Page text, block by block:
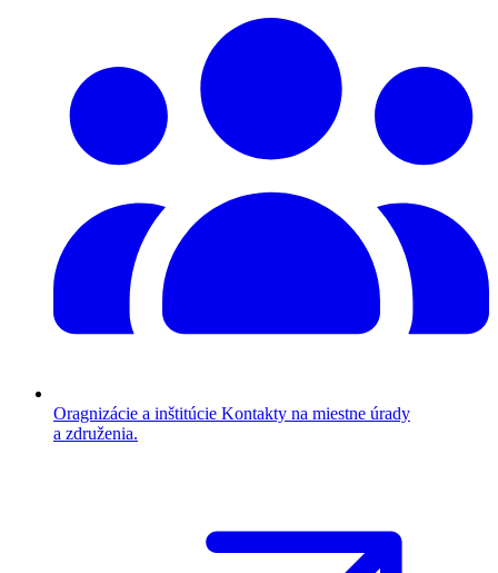
Oragnizácie a inštitúcie Kontakty na miestne úrady
a združenia.